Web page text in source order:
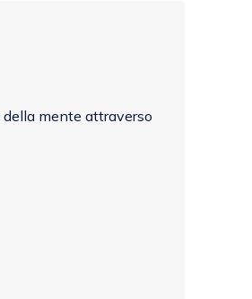
mente attraverso